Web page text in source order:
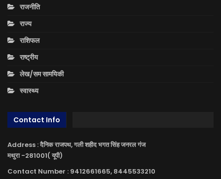
राजनीति
राज्य
राशिफल
राष्ट्रीय
लेख/सम सामयिकी
स्वास्थ्य
Contact Info
Address : दैनिक राजपथ, गली शहीद भगत सिंह जनरल गंज
मथुरा -281001( यूपी)
Contact Number : 9412661665, 8445533210